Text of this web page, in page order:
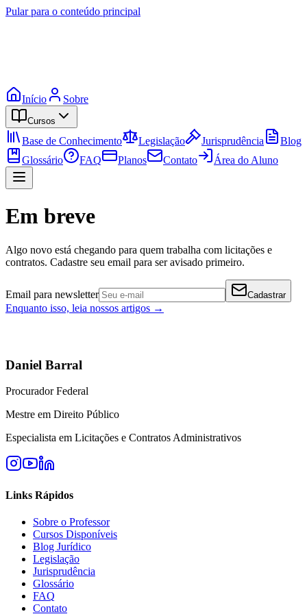
Pular para o conteúdo principal
Início Sobre
Cursos
Base de Conhecimento Legislação Jurisprudência
Blog
Glossário
FAQ Planos Contato Área do Aluno
Em breve
Algo novo está chegando para quem trabalha com licitações e
contratos. Cadastre seu email para ser avisado primeiro.
Email para newsletter Cadastrar
Enquanto isso, leia nossos artigos →
Daniel Barral
Procurador Federal
Mestre em Direito Público
Especialista em Licitações e Contratos Administrativos
Links Rápidos
Sobre o Professor
Cursos Disponíveis
Blog Jurídico
Legislação
Jurisprudência
Glossário
FAQ
Contato